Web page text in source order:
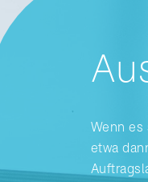
Wenn es
etwa